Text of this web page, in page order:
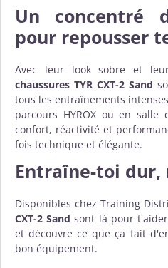
Un concentré
pour repousser
Avec leur look sobre et
chaussures TYR CXT-2 Sand
tous les entraînements
parcours HYROX ou en salle
confort, réactivité et
fois technique et élégante.
Entraîne-toi dur,
Disponibles chez Training
CXT-2 Sand sont là pour
et découvre ce que ça fait
bon équipement.